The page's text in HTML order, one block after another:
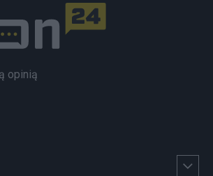
opinią